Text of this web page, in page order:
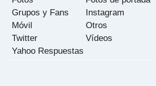
Grupos y Fans
Instagram
Móvil
Otros
Twitter
Vídeos
Yahoo Respuestas